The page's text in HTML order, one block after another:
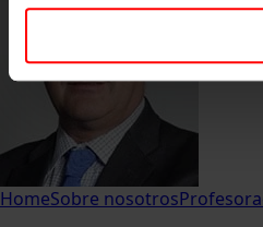
HomeSobre nosotros